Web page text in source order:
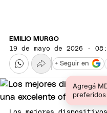
EMILIO MURGO
19 de mayo de 2026 ·
Agregá
+ Seguir en